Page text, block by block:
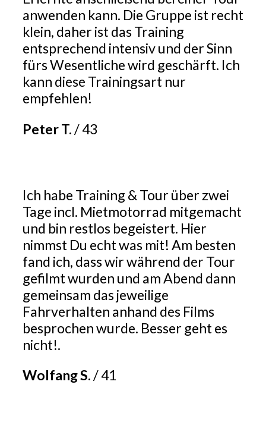
anwenden kann. Die Gruppe ist recht
klein, daher ist das Training
entsprechend intensiv und der Sinn
fürs Wesentliche wird geschärft. Ich
kann diese Trainingsart nur
empfehlen!
Peter T./43
Ich habe Training & Tour über zwei
Tage incl. Mietmotorrad mitgemacht
und bin restlos begeistert. Hier
nimmst Du echt was mit! Am besten
fand ich, dass wir während der Tour
gefilmt wurden und am Abend dann
gemeinsam das jeweilige
Fahrverhalten anhand des Films
besprochen wurde. Besser geht es
nicht!.
Wolfang S./41